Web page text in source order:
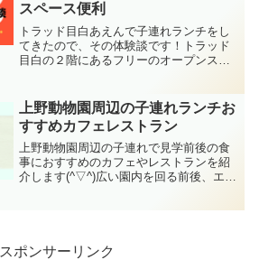
スペース便利
トラッド目白あえんで子連れランチをし
てきたので、その体験談です！トラッド
目白の２階にあるフリーのオープンスペ
し少し前から、４人掛けのテーブル席が
４卓開放されていて、少し
上野動物園周辺の子連れランチお
すすめカフェレストラン
上野動物園周辺の子連れで見学前後の食
事におすすめのカフェやレストランを紹
介します(^▽^)広い園内を回る前後、エネ
スポンサーリンク